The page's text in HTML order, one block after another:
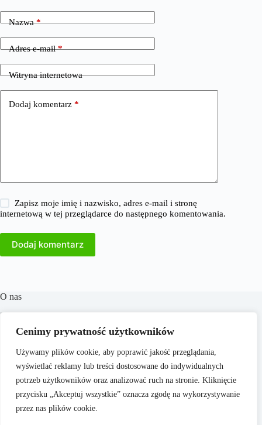
Cenimy prywatność użytkowników
Używamy plików cookie, aby poprawić jakość przeglądania,
wyświetlać reklamy lub treści dostosowane do indywidualnych
potrzeb użytkowników oraz analizować ruch na stronie. Kliknięcie
przycisku „Akceptuj wszystkie” oznacza zgodę na wykorzystywanie
przez nas plików cookie.
Nazwa*
Adres e-mail*
Witryna internetowa
Dodaj komentarz *
Zapisz moje imię i nazwisko, adres e-mail i stronę
internetową w tej przeglądarce do następnego komentowania.
Dodaj komentarz
O nas
​38Milionow.pl to portal internetowy oferujący aktualne
informacje i analizy z dziedzin takich jak biznes, finanse,
praca, technologia, marketing i prawo. Naszym celem jest
dostarczanie rzetelnych treści, które wspierają czytelników w
podejmowaniu świadomych decyzji oraz inspirują do
działania. Dbamy o to, aby nasze artykuły były zrozumiałe i
dostępne dla każdego, niezależnie od poziomu wiedzy.